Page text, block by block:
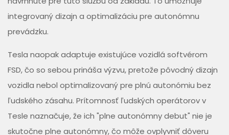
integrovaný dizajn a optimalizáciu pre autonómnu
prevádzku.
Tesla naopak adaptuje existujúce vozidlá softvérom
FSD, čo so sebou prináša výzvu, pretože pôvodný dizajn
vozidla nebol optimalizovaný pre plnú autonómiu bez
ľudského zásahu. Prítomnosť ľudských operátorov v
Tesle naznačuje, že ich "plne autonómny debut" nie je
skutočne plne autonómny, čo môže ovplyvniť dôveru